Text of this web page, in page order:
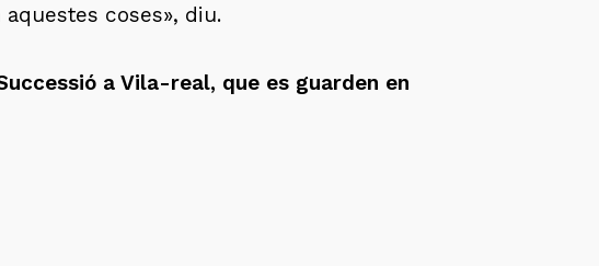
coses», diu.
a Vila-real, que es guarden en